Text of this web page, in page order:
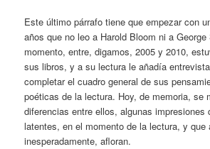
Este último párrafo tiene que empezar con
años que no leo a Harold Bloom ni a
momento, entre, digamos, 2005 y 2010,
sus libros, y a su lectura le añadía
completar el cuadro general de sus
poéticas de la lectura. Hoy, de memoria, se
diferencias entre ellos, algunas impresiones
latentes, en el momento de la lectura, y que
inesperadamente, afloran.